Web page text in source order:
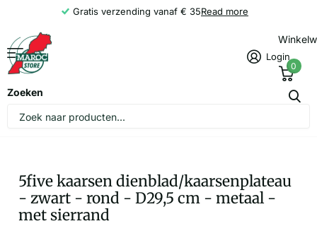
Gratis verzending vanaf € 35Read more
Zoeken
Login
0
5five kaarsen dienblad/kaarsenplateau
- zwart - rond - D29,5 cm - metaal -
met sierrand